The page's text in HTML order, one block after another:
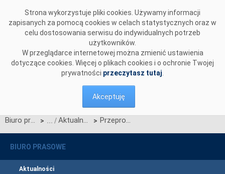
Strona wykorzystuje pliki cookies. Używamy informacji
zapisanych za pomocą cookies w celach statystycznych oraz w
celu dostosowania serwisu do indywidualnych potrzeb
użytkowników.
W przeglądarce internetowej można zmienić ustawienia
dotyczące cookies. Więcej o plikach cookies i o ochronie Twojej
prywatności przeczytasz tutaj
Akceptuję
Biuro prasowe > Aktualności > Przeprowadzono udany test odbudowy litewskiego systemu elektroenergetycznego
BIURO PRASOWE
Aktualności